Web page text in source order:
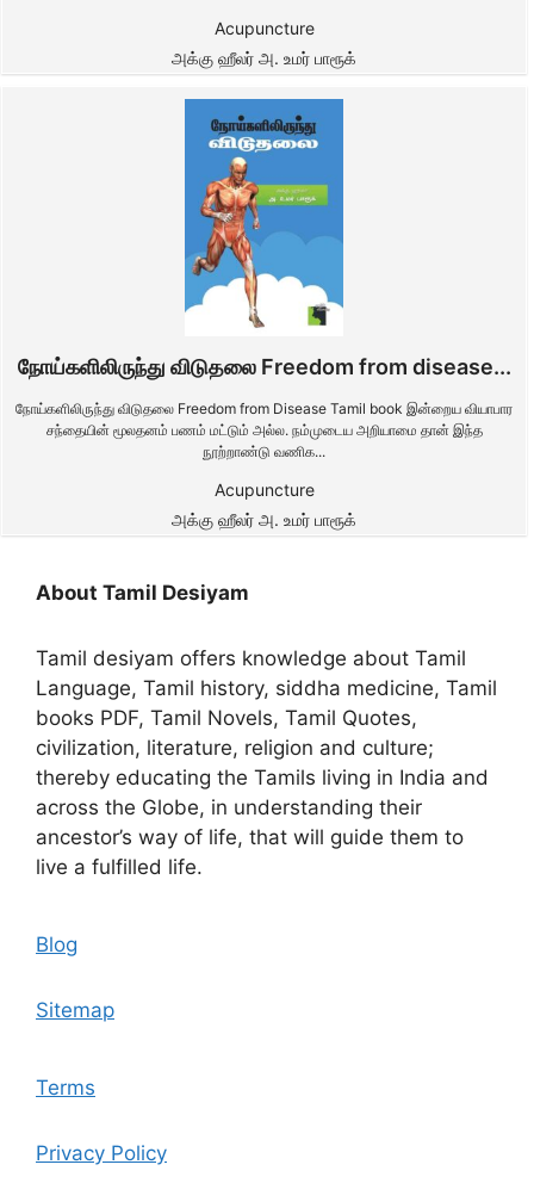
Acupuncture
அக்கு ஹீலர் அ. உமர் பாரூக்
நோய்களிலிருந்து விடுதலை Freedom from disease...
நோய்களிலிருந்து விடுதலை Freedom from Disease Tamil book இன்றைய வியாபார
சந்தையின் மூலதனம் பணம் மட்டும் அல்ல. நம்முடைய அறியாமை தான் இந்த
நூற்றாண்டு வணிக...
Acupuncture
அக்கு ஹீலர் அ. உமர் பாரூக்
About Tamil Desiyam
Tamil desiyam offers knowledge about Tamil
Language, Tamil history, siddha medicine, Tamil
books PDF, Tamil Novels, Tamil Quotes,
civilization, literature, religion and culture;
thereby educating the Tamils living in India and
across the Globe, in understanding their
ancestor’s way of life, that will guide them to
live a fulfilled life.
Blog
Sitemap
Terms
Privacy Policy